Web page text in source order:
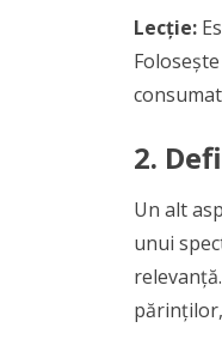
Lecție:
2.
Un alt
unui